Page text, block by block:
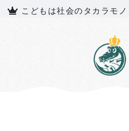
こどもは社会のタカラモノ